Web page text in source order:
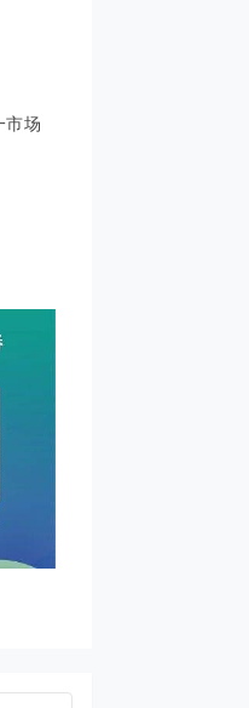
场